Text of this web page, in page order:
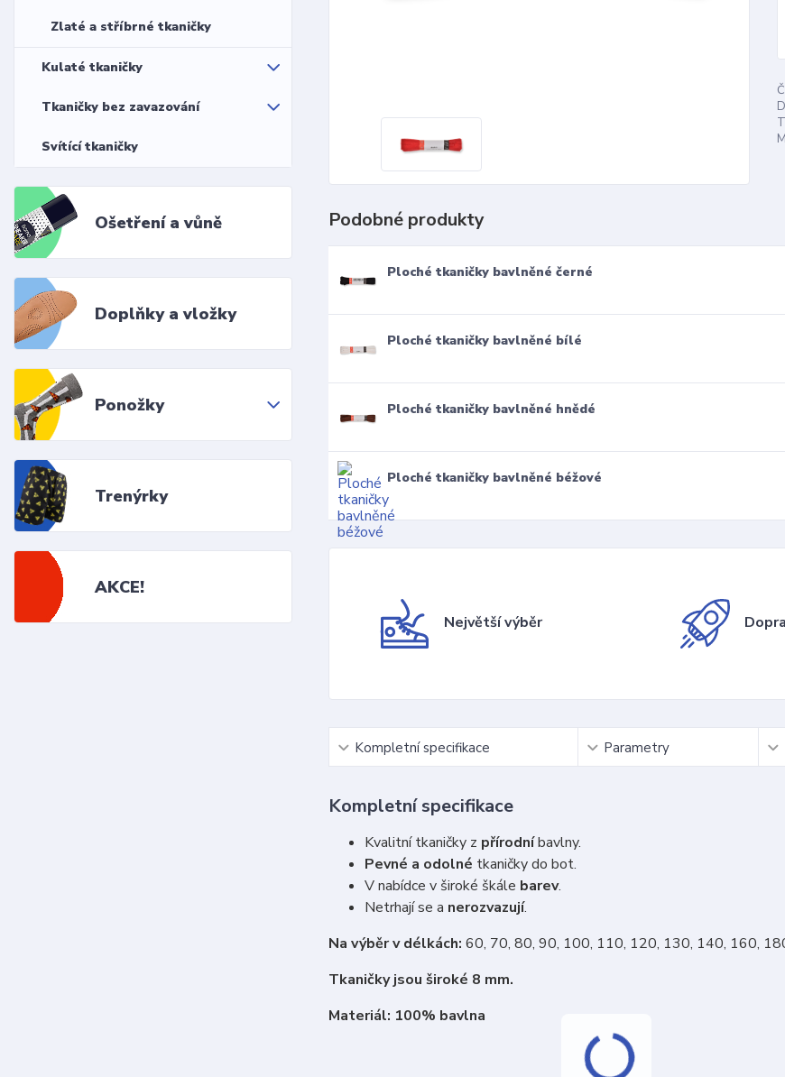
Zlaté a stříbrné tkaničky
Kulaté tkaničky
Tkaničky bez zavazování
Svítící tkaničky
Ošetření a vůně
Doplňky a vložky
Ponožky
Trenýrky
AKCE!
Podobné produkty
Ploché tkaničky bavlněné černé
Ploché tkaničky bavlněné bílé
Ploché tkaničky bavlněné hnědé
Ploché tkaničky bavlněné béžové
Největší výběr
Kompletní specifikace Parametry
Kompletní specifikace
Kvalitní tkaničky z přírodníbavlny.
Pevné a odolné tkaničky do bot.
V nabídce v široké škále barev.
Netrhají se a nerozvazují.
Na výběr v délkách: 60, 70, 80, 90, 100, 110, 120, 130, 140, 160,
Tkaničky jsou široké 8 mm.
Materiál: 100% bavlna